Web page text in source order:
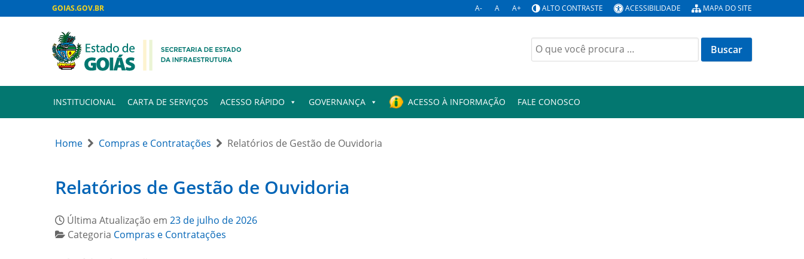
GOIAS.GOV.BR A- A A+ ALTO CONTRASTE ACESSIBILIDADE MAPA DO SITE
Buscar
por:
INSTITUCIONAL CARTA DE SERVIÇOS ACESSO RÁPIDO GOVERNANÇA ACESSO À INFORMAÇÃO FALE CONOSCO
Home Compras e Contratações Relatórios de Gestão de Ouvidoria
Relatórios de Gestão de Ouvidoria
Última Atualização em 23 de julho de 2026
Categoria Compras e Contratações